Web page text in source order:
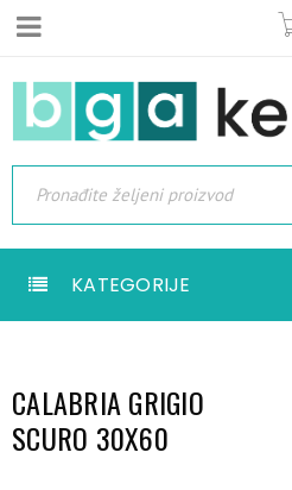
KATEGORIJE
CALABRIA GRIGIO
SCURO 30X60